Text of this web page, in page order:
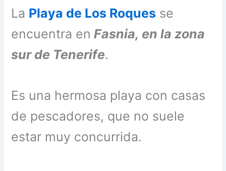
La Playa de Los Roques se
encuentra en Fasnia, en la zona
sur de Tenerife.
Es una hermosa playa con casas
de pescadores, que no suele
estar muy concurrida.